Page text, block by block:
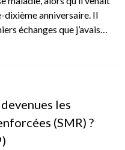
dixième anniversaire. Il
échanges que j’avais…
les
(SMR) ?